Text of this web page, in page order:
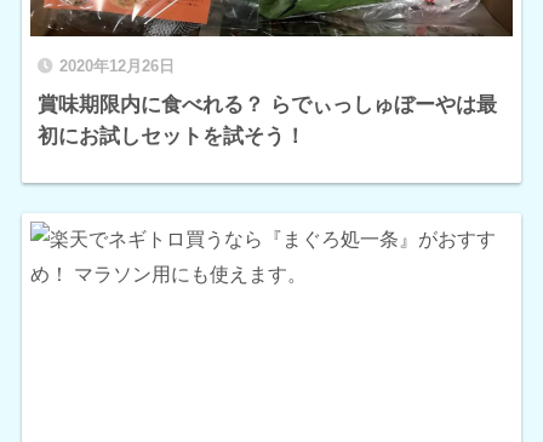
2020年12月26日
賞味期限内に食べれる？ らでぃっしゅぼーやは最
初にお試しセットを試そう！